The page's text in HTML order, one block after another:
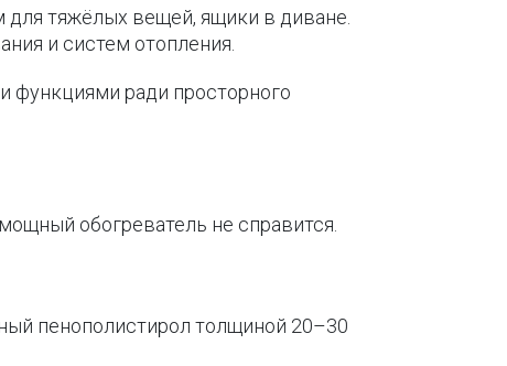
тяжёлых вещей, ящики в диване.
и систем отопления.
функциями ради просторного
обогреватель не справится.
пенополистирол толщиной 20–30